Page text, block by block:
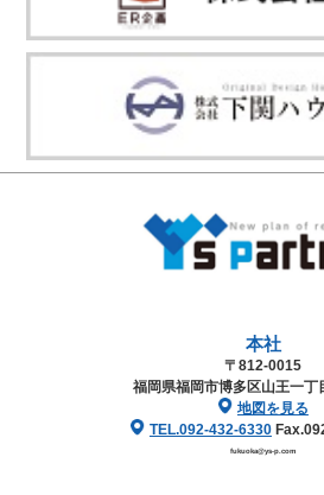
本社
〒812-0015
福岡県福岡市博多区山王一丁
地図を見る
TEL.092-432-6330
fukuoka@ys-p.com